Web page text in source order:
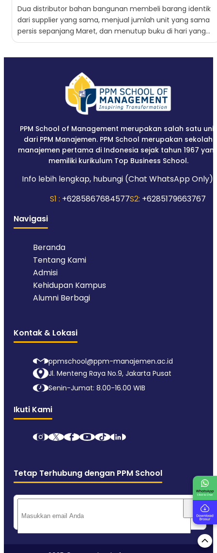
Dua distributor bahan bangunan membeli barang identik
dari supplier yang sama, menjual jumlah unit yang sama
persis sepanjang Maret, dan menutup buku di hari yang...
PPM School of Management merupakan salah satu unit
dari PPM Manajemen. PPM School merupakan sekolah
manajemen pertama di Indonesia sejak tahun 1967
memiliki kurikulum Top Business School.
Info lebih lengkap, hubungi (Chat WhatsApp Only):
S1 : +6285867684577S2: +6285179663767
Navigasi
Beranda
Tentang Kami
Admisi
Kehidupan Kampus
Alumni Berbagi
Kontak & Lokasi
ppmschool@ppm-manajemen.ac.id
Jl. Menteng Raya No.9, Jakarta Pusat
Senin-Jumat: 8.00-16.00 WIB
Ikuti Kami
Tetap Terhubung dengan PPM School